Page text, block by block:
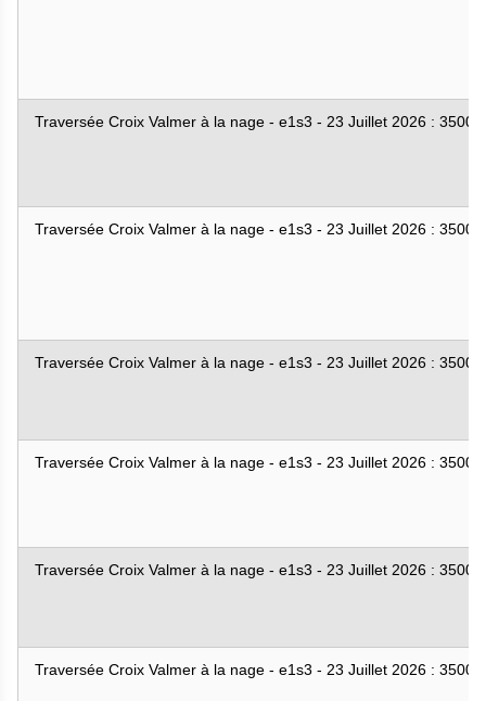
Traversée Croix Valmer à la nage - e1s3 - 23 Juillet 2026 : 3500m
Traversée Croix Valmer à la nage - e1s3 - 23 Juillet 2026 : 3500m
Traversée Croix Valmer à la nage - e1s3 - 23 Juillet 2026 : 3500m
Traversée Croix Valmer à la nage - e1s3 - 23 Juillet 2026 : 3500m
Traversée Croix Valmer à la nage - e1s3 - 23 Juillet 2026 : 3500m
Traversée Croix Valmer à la nage - e1s3 - 23 Juillet 2026 : 3500m